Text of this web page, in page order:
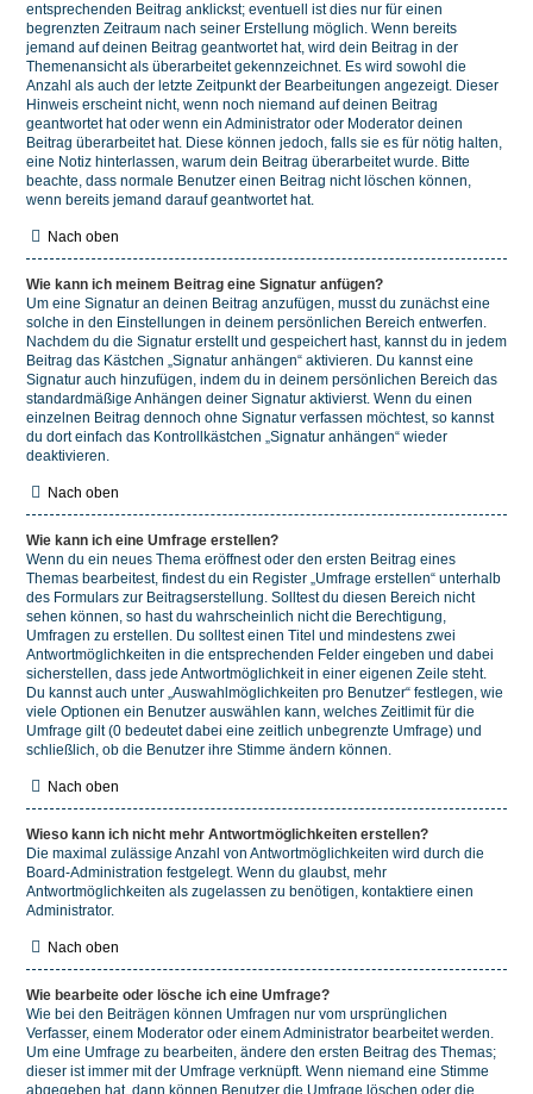
entsprechenden Beitrag anklickst; eventuell ist dies nur für einen
begrenzten Zeitraum nach seiner Erstellung möglich. Wenn bereits
jemand auf deinen Beitrag geantwortet hat, wird dein Beitrag in der
Themenansicht als überarbeitet gekennzeichnet. Es wird sowohl die
Anzahl als auch der letzte Zeitpunkt der Bearbeitungen angezeigt. Dieser
Hinweis erscheint nicht, wenn noch niemand auf deinen Beitrag
geantwortet hat oder wenn ein Administrator oder Moderator deinen
Beitrag überarbeitet hat. Diese können jedoch, falls sie es für nötig halten,
eine Notiz hinterlassen, warum dein Beitrag überarbeitet wurde. Bitte
beachte, dass normale Benutzer einen Beitrag nicht löschen können,
wenn bereits jemand darauf geantwortet hat.
Nach oben
Wie kann ich meinem Beitrag eine Signatur anfügen?
Um eine Signatur an deinen Beitrag anzufügen, musst du zunächst eine
solche in den Einstellungen in deinem persönlichen Bereich entwerfen.
Nachdem du die Signatur erstellt und gespeichert hast, kannst du in jedem
Beitrag das Kästchen „Signatur anhängen“ aktivieren. Du kannst eine
Signatur auch hinzufügen, indem du in deinem persönlichen Bereich das
standardmäßige Anhängen deiner Signatur aktivierst. Wenn du einen
einzelnen Beitrag dennoch ohne Signatur verfassen möchtest, so kannst
du dort einfach das Kontrollkästchen „Signatur anhängen“ wieder
deaktivieren.
Nach oben
Wie kann ich eine Umfrage erstellen?
Wenn du ein neues Thema eröffnest oder den ersten Beitrag eines
Themas bearbeitest, findest du ein Register „Umfrage erstellen“ unterhalb
des Formulars zur Beitragserstellung. Solltest du diesen Bereich nicht
sehen können, so hast du wahrscheinlich nicht die Berechtigung,
Umfragen zu erstellen. Du solltest einen Titel und mindestens zwei
Antwortmöglichkeiten in die entsprechenden Felder eingeben und dabei
sicherstellen, dass jede Antwortmöglichkeit in einer eigenen Zeile steht.
Du kannst auch unter „Auswahlmöglichkeiten pro Benutzer“ festlegen, wie
viele Optionen ein Benutzer auswählen kann, welches Zeitlimit für die
Umfrage gilt (0 bedeutet dabei eine zeitlich unbegrenzte Umfrage) und
schließlich, ob die Benutzer ihre Stimme ändern können.
Nach oben
Wieso kann ich nicht mehr Antwortmöglichkeiten erstellen?
Die maximal zulässige Anzahl von Antwortmöglichkeiten wird durch die
Board-Administration festgelegt. Wenn du glaubst, mehr
Antwortmöglichkeiten als zugelassen zu benötigen, kontaktiere einen
Administrator.
Nach oben
Wie bearbeite oder lösche ich eine Umfrage?
Wie bei den Beiträgen können Umfragen nur vom ursprünglichen
Verfasser, einem Moderator oder einem Administrator bearbeitet werden.
Um eine Umfrage zu bearbeiten, ändere den ersten Beitrag des Themas;
dieser ist immer mit der Umfrage verknüpft. Wenn niemand eine Stimme
abgegeben hat, dann können Benutzer die Umfrage löschen oder die